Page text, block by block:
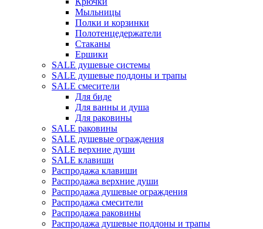
Мыльницы
Полки и корзинки
Полотенцедержатели
Стаканы
Ершики
SALE душевые системы
SALE душевые поддоны и трапы
SALE смесители
Для биде
Для ванны и душа
Для раковины
SALE раковины
SALE душевые ограждения
SALE верхние души
SALE клавиши
Распродажа клавиши
Распродажа верхние души
Распродажа душевые ограждения
Распродажа смесители
Распродажа раковины
Распродажа душевые поддоны и трапы